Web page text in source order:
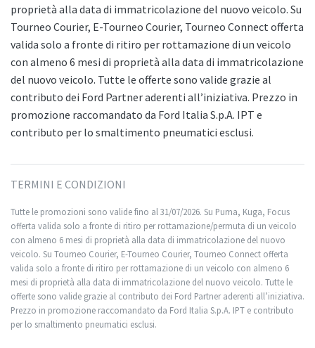
proprietà alla data di immatricolazione del nuovo veicolo. Su
Tourneo Courier, E-Tourneo Courier, Tourneo Connect offerta
valida solo a fronte di ritiro per rottamazione di un veicolo
con almeno 6 mesi di proprietà alla data di immatricolazione
del nuovo veicolo. Tutte le offerte sono valide grazie al
contributo dei Ford Partner aderenti all’iniziativa. Prezzo in
promozione raccomandato da Ford Italia S.p.A. IPT e
contributo per lo smaltimento pneumatici esclusi.
TERMINI E CONDIZIONI
Tutte le promozioni sono valide fino al 31/07/2026. Su Puma, Kuga, Focus
offerta valida solo a fronte di ritiro per rottamazione/permuta di un veicolo
con almeno 6 mesi di proprietà alla data di immatricolazione del nuovo
veicolo. Su Tourneo Courier, E-Tourneo Courier, Tourneo Connect offerta
valida solo a fronte di ritiro per rottamazione di un veicolo con almeno 6
mesi di proprietà alla data di immatricolazione del nuovo veicolo. Tutte le
offerte sono valide grazie al contributo dei Ford Partner aderenti all’iniziativa.
Prezzo in promozione raccomandato da Ford Italia S.p.A. IPT e contributo
per lo smaltimento pneumatici esclusi.